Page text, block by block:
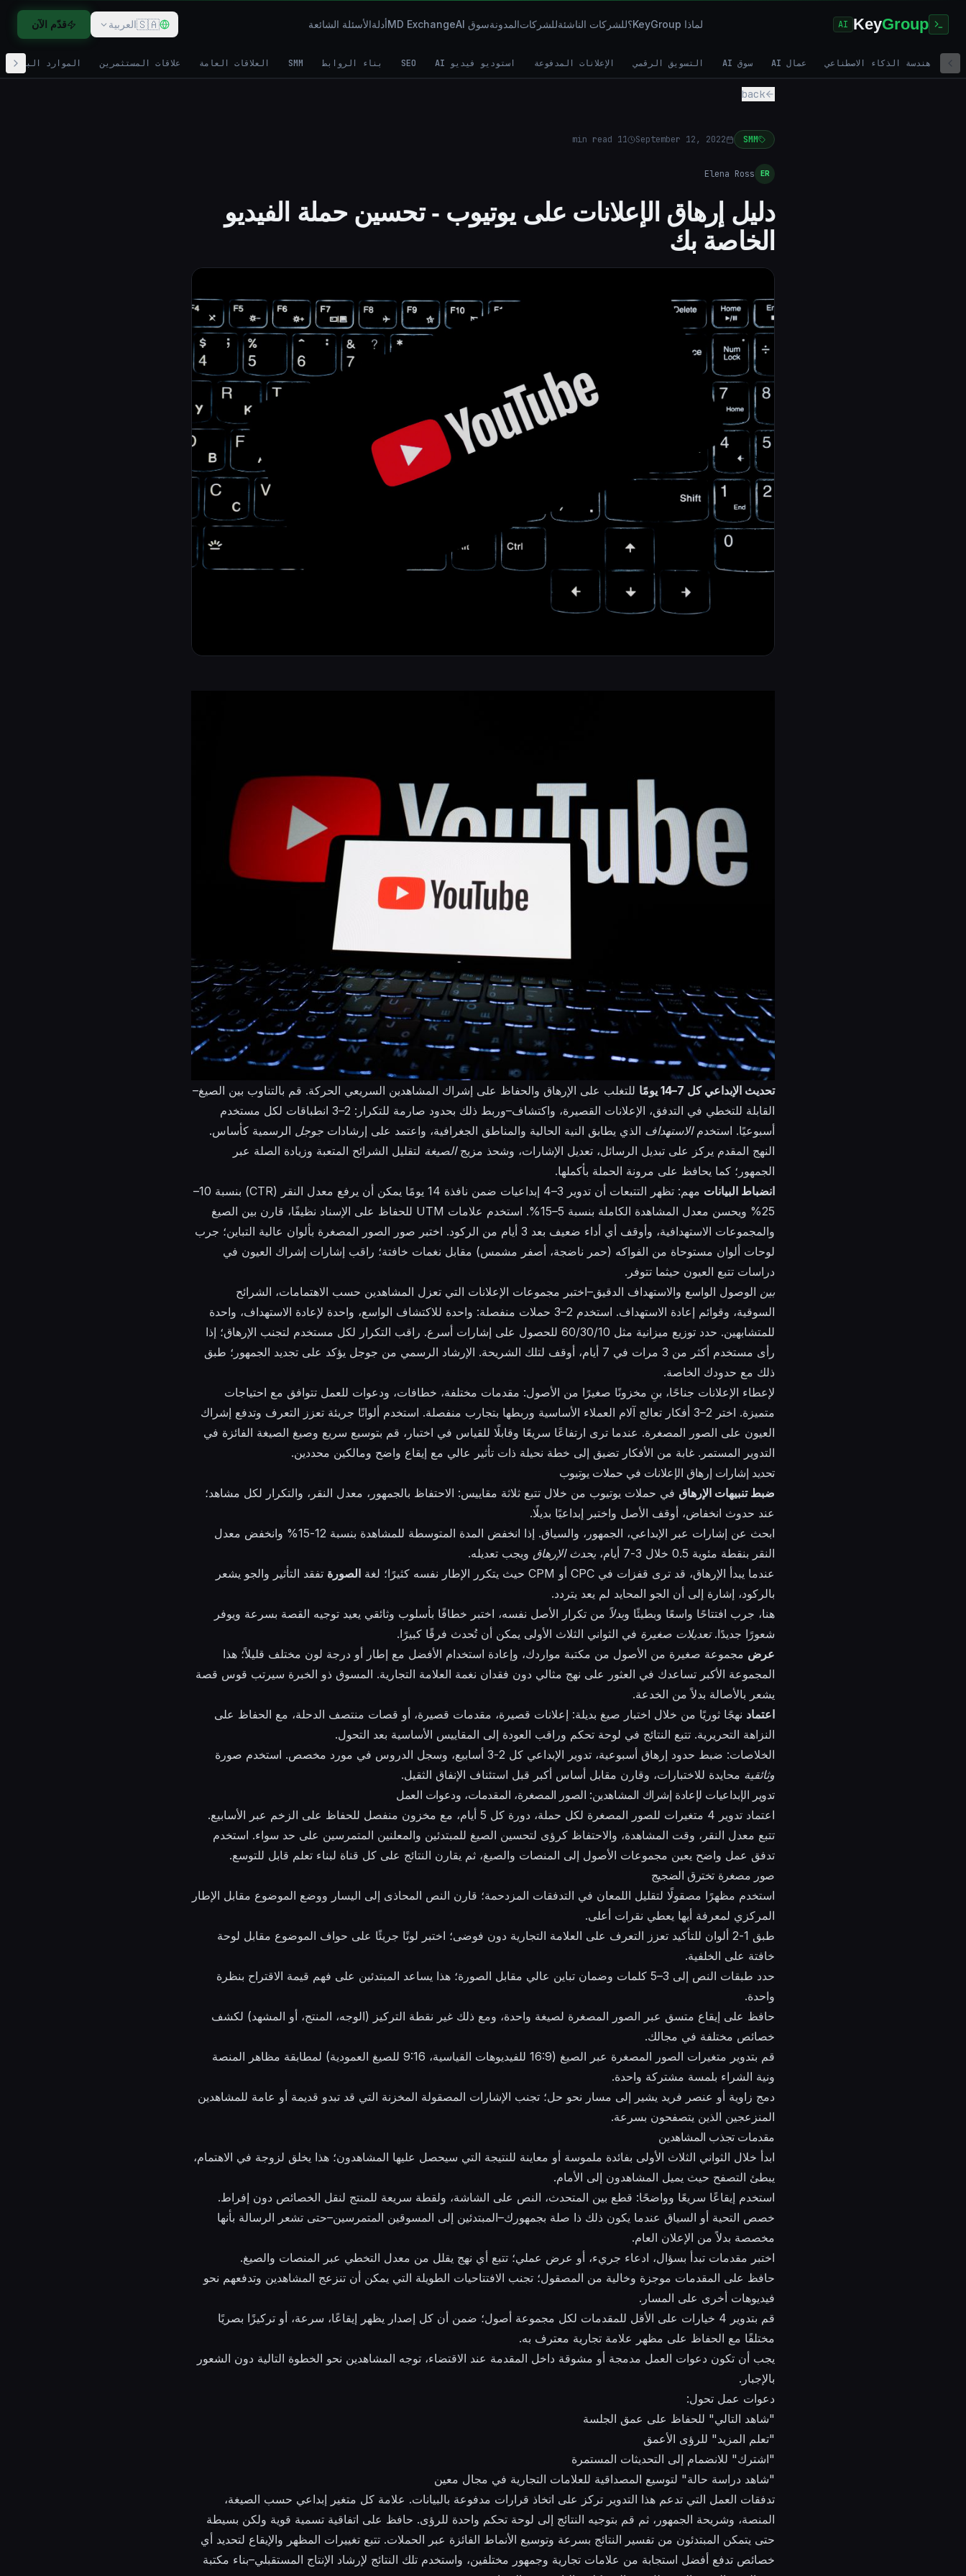
KeyGroup
AI لماذا KeyGroup؟ للشركات الناشئةللشركاتالمدونةسوق AI MD Exchangeأدلةالأسئلة الشائعة 🇸🇦العربية قدّم الآن
هندسة الذكاء الاصطناعي عمال AI سوق AI التسويق الرقمي الإعلانات المدفوعة استوديو فيديو AI SEO بناء الروابط SMM العلاقات العامة علاقات المستثمرين الموارد البشرية
back
SMM
September 12, 2022
11
ER
Elena Ross
دليل إرهاق الإعلانات على يوتيوب - تحسين حملة الفيديو
الخاصة بك
تحديث الإبداعي كل 7–14 يومًا
للتغلب على الإرهاق والحفاظ على إشراك المشاهدين السريعي الحركة. قم بالتناوب بين الصيغ–
القابلة للتخطي في التدفق، الإعلانات القصيرة، واكتشاف–وربط ذلك بحدود صارمة للتكرار: 2–3 انطباقات لكل مستخدم
أسبوعيًا. استخدمالاستهداف الذي يطابق النية الحالية والمناطق الجغرافية، واعتمد على إرشادات جوجل الرسمية كأساس.
النهج المقدم يركز على تبديل الرسائل، تعديل الإشارات، وشحذ مزيجالصيغة لتقليل الشرائح المتعبة وزيادة الصلة عبر
الجمهور؛ كما يحافظ على مرونة الحملة بأكملها.
انضباط البيانات
مهم: تظهر التتبعات أن تدوير 3–4 إبداعيات ضمن نافذة 14 يومًا يمكن أن يرفع معدل النقر (CTR) بنسبة 10–
25% ويحسن معدل المشاهدة الكاملة بنسبة 5–15%. استخدم علامات UTM للحفاظ على الإسناد نظيفًا، قارن بين الصيغ
والمجموعات الاستهدافية، وأوقف أي أداء ضعيف بعد 3 أيام من الركود. اختبر صور الصور المصغرة بألوان عالية التباين؛ جرب
لوحات ألوان مستوحاة من الفواكه (حمر ناضجة، أصفر مشمس) مقابل نغمات خافتة؛ راقب إشارات إشراك العيون في
دراسات تتبع العيون حيثما تتوفر.
بين الوصول الواسع والاستهداف الدقيق–اختبر مجموعات الإعلانات التي تعزل المشاهدين حسب الاهتمامات، الشرائح
السوقية، وقوائم إعادة الاستهداف. استخدم 2–3 حملات منفصلة: واحدة للاكتشاف الواسع، واحدة لإعادة الاستهداف، واحدة
للمتشابهين. حدد توزيع ميزانية مثل 60/30/10 للحصول على إشارات أسرع. راقب التكرار لكل مستخدم لتجنب الإرهاق؛ إذا
رأى مستخدم أكثر من 3 مرات في 7 أيام، أوقف لتلك الشريحة. الإرشاد الرسمي من جوجل يؤكد على تجديد الجمهور؛ طبق
ذلك مع حدودك الخاصة.
لإعطاء الإعلانات جناحًا، بنِ مخزونًا صغيرًا من الأصول: مقدمات مختلفة، خطافات، ودعوات للعمل تتوافق مع احتياجات
متميزة. اختر 2–3 أفكار تعالج آلام العملاء الأساسية وربطها بتجارب منفصلة. استخدم ألوانًا جريئة تعزز التعرف وتدفع إشراك
العيون على الصور المصغرة. عندما ترى ارتفاعًا سريعًا وقابلًا للقياس في اختبار، قم بتوسيع سريع وصيغ الصيغة الفائزة في
التدوير المستمر. غابة من الأفكار تضيق إلى خطة نحيلة ذات تأثير عالي مع إيقاع واضح ومالكين محددين.
تحديد إشارات إرهاق الإعلانات في حملات يوتيوب
ضبط تنبيهات الإرهاق في حملات يوتيوب من خلال تتبع ثلاثة مقاييس: الاحتفاظ بالجمهور، معدل النقر، والتكرار لكل مشاهد؛
عند حدوث انخفاض، أوقف الأصل واختبر إبداعيًا بديلًا.
ابحث عن إشارات عبر الإبداعي، الجمهور، والسياق. إذا انخفض المدة المتوسطة للمشاهدة بنسبة 12-15% وانخفض معدل
النقر بنقطة مئوية 0.5 خلال 3-7 أيام،
يحدث الإرهاق ويجب تعديله.
عندما يبدأ الإرهاق، قد ترى قفزات في CPC أو CPM حيث يتكرر الإطار نفسه كثيرًا؛ لغة
الصورة تفقد التأثير والجو يشعر
بالركود، إشارة إلى أن الجو المحايد لم يعد يتردد.
هنا، جرب افتتاحًا واسعًا وبطيئًا وبدلاً من تكرار الأصل نفسه، اختبر خطافًا بأسلوب وثائقي يعيد توجيه القصة بسرعة ويوفر
شعورًا جديدًا.تعديلات صغيرة في الثواني الثلاث الأولى يمكن أن تُحدث فرقًا كبيرًا.
عرض مجموعة صغيرة من الأصول من مكتبة مواردك، وإعادة استخدام الأفضل مع إطار أو درجة لون مختلف قليلاً؛ هذا
المجموعة الأكبر تساعدك في العثور على نهج مثالي دون فقدان نغمة العلامة التجارية. المسوق ذو الخبرة سيرتب قوس قصة
يشعر بالأصالة بدلاً من الخدعة.
اعتماد نهجًا ثوريًا من خلال اختبار صيغ بديلة: إعلانات قصيرة، مقدمات قصيرة، أو قصات منتصف الدحلة، مع الحفاظ على
النزاهة التحريرية. تتبع النتائج في لوحة تحكم وراقب العودة إلى المقاييس الأساسية بعد التحول.
الخلاصات: ضبط حدود إرهاق أسبوعية، تدوير الإبداعي كل 2-3 أسابيع، وسجل الدروس في مورد مخصص. استخدم صورة
وثائقية محايدة للاختبارات، وقارن مقابل أساس أكبر قبل استئناف الإنفاق الثقيل.
تدوير الإبداعيات لإعادة إشراك المشاهدين: الصور المصغرة، المقدمات، ودعوات العمل
اعتماد تدوير 4 متغيرات للصور المصغرة لكل حملة، دورة كل 5 أيام، مع مخزون منفصل للحفاظ على الزخم عبر الأسابيع.
تتبع معدل النقر، وقت المشاهدة، والاحتفاظ كرؤى لتحسين الصيغ للمبتدئين والمعلنين المتمرسين على حد سواء. استخدم
تدفق عمل واضح يعين مجموعات الأصول إلى المنصات والصيغ، ثم يقارن النتائج على كل قناة لبناء تعلم قابل للتوسع.
صور مصغرة تخترق الضجيج
استخدم مظهرًا مصقولًا لتقليل اللمعان في التدفقات المزدحمة؛ قارن النص المحاذى إلى اليسار ووضع الموضوع مقابل الإطار
المركزي لمعرفة أيها يعطي نقرات أعلى.
طبق 1-2 ألوان للتأكيد تعزز التعرف على العلامة التجارية دون فوضى؛ اختبر لونًا جريئًا على حواف الموضوع مقابل لوحة
خافتة على الخلفية.
حدد طبقات النص إلى 3–5 كلمات وضمان تباين عالي مقابل الصورة؛ هذا يساعد المبتدئين على فهم قيمة الاقتراح بنظرة
واحدة.
حافظ على إيقاع متسق عبر الصور المصغرة لصيغة واحدة، ومع ذلك غير نقطة التركيز (الوجه، المنتج، أو المشهد) لكشف
خصائص مختلفة في مجالك.
قم بتدوير متغيرات الصور المصغرة عبر الصيغ (16:9 للفيديوهات القياسية، 9:16 للصيغ العمودية) لمطابقة مظاهر المنصة
ونية الشراء بلمسة مشتركة واحدة.
دمج زاوية أو عنصر فريد يشير إلى مسار نحو حل؛ تجنب الإشارات المصقولة المخزنة التي قد تبدو قديمة أو عامة للمشاهدين
المنزعجين الذين يتصفحون بسرعة.
مقدمات تجذب المشاهدين
ابدأ خلال الثواني الثلاث الأولى بفائدة ملموسة أو معاينة للنتيجة التي سيحصل عليها المشاهدون؛ هذا يخلق لزوجة في الاهتمام،
يبطئ التصفح حيث يميل المشاهدون إلى الأمام.
استخدم إيقاعًا سريعًا وواضحًا: قطع بين المتحدث، النص على الشاشة، ولقطة سريعة للمنتج لنقل الخصائص دون إفراط.
خصص التحية أو السياق عندما يكون ذلك ذا صلة بجمهورك–المبتدئين إلى المسوقين المتمرسين–حتى تشعر الرسالة بأنها
مخصصة بدلاً من الإعلان العام.
اختبر مقدمات تبدأ بسؤال، ادعاء جريء، أو عرض عملي؛ تتبع أي نهج يقلل من معدل التخطي عبر المنصات والصيغ.
حافظ على المقدمات موجزة وخالية من المصقول؛ تجنب الافتتاحيات الطويلة التي يمكن أن تنزعج المشاهدين وتدفعهم نحو
فيديوهات أخرى على المسار.
قم بتدوير 4 خيارات على الأقل للمقدمات لكل مجموعة أصول؛ ضمن أن كل إصدار يظهر إيقاعًا، سرعة، أو تركيزًا بصريًا
مختلفًا مع الحفاظ على مظهر علامة تجارية معترف به.
يجب أن تكون دعوات العمل مدمجة أو مشوقة داخل المقدمة عند الاقتضاء، توجه المشاهدين نحو الخطوة التالية دون الشعور
بالإجبار.
دعوات عمل تحول:
"شاهد التالي" للحفاظ على عمق الجلسة
"تعلم المزيد" للرؤى الأعمق
"اشترك" للانضمام إلى التحديثات المستمرة
"شاهد دراسة حالة" لتوسيع المصداقية للعلامات التجارية في مجال معين
تدفقات العمل التي تدعم هذا التدوير تركز على اتخاذ قرارات مدفوعة بالبيانات. علامة كل متغير إبداعي حسب الصيغة،
المنصة، وشريحة الجمهور، ثم قم بتوجيه النتائج إلى لوحة تحكم واحدة للرؤى. حافظ على اتفاقية تسمية قوية ولكن بسيطة
حتى يتمكن المبتدئون من تفسير النتائج بسرعة وتوسيع الأنماط الفائزة عبر الحملات. تتبع تغييرات المظهر والإيقاع لتحديد أي
خصائص تدفع أفضل استجابة من علامات تجارية وجمهور مختلفين، واستخدم تلك النتائج لإرشاد الإنتاج المستقبلي–بناء مكتبة